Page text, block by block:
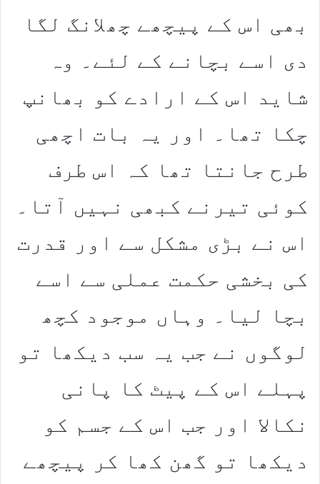
بھی اس کے پیچھے چھلانگ لگا
دی اسے بچانے کے لئے۔ وہ
شاید اس کے ارادے کو بھانپ
چکا تھا۔ اور یہ بات اچھی
طرح جانتا تھا کہ اس طرف
کوئی تیرنے کبھی نہیں آتا۔
اس نے بڑی مشکل سے اور قدرت
کی بخشی حکمت عملی سے اسے
بچا لیا۔ وہاں موجود کچھ
لوگوں نے جب یہ سب دیکھا تو
پہلے اس کے پیٹ کا پانی
نکالا اور جب اس کے جسم کو
دیکھا تو گھن کھا کر پیچھے